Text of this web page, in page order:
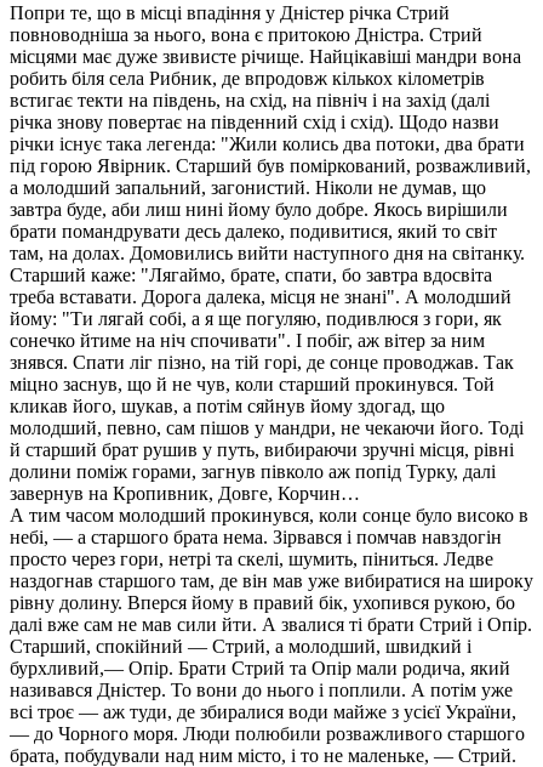
Попри те, що в місці впадіння у Дністер річка Стрий
повноводніша за нього, вона є притокою Дністра. Стрий
місцями має дуже звивисте річище. Найцікавіші мандри вона
робить біля села Рибник, де впродовж кількох кілометрів
встигає текти на південь, на схід, на північ і на захід (далі
річка знову повертає на південний схід і схід). Щодо назви
річки існує така легенда: "Жили колись два потоки, два брати
під горою Явірник. Старший був поміркований, розважливий,
а молодший запальний, загонистий. Ніколи не думав, що
завтра буде, аби лиш нині йому було добре. Якось вирішили
брати помандрувати десь далеко, подивитися, який то світ
там, на долах. Домовились вийти наступного дня на світанку.
Старший каже: "Лягаймо, брате, спати, бо завтра вдосвіта
треба вставати. Дорога далека, місця не знані". А молодший
йому: "Ти лягай собі, а я ще погуляю, подивлюся з гори, як
сонечко йтиме на ніч спочивати". І побіг, аж вітер за ним
знявся. Спати ліг пізно, на тій горі, де сонце проводжав. Так
міцно заснув, що й не чув, коли старший прокинувся. Той
кликав його, шукав, а потім сяйнув йому здогад, що
молодший, певно, сам пішов у мандри, не чекаючи його. Тоді
й старший брат рушив у путь, вибираючи зручні місця, рівні
долини поміж горами, загнув півколо аж попід Турку, далі
завернув на Кропивник, Довге, Корчин…
А тим часом молодший прокинувся, коли сонце було високо в
небі, — а старшого брата нема. Зірвався і помчав навздогін
просто через гори, нетрі та скелі, шумить, піниться. Ледве
наздогнав старшого там, де він мав уже вибиратися на широку
рівну долину. Вперся йому в правий бік, ухопився рукою, бо
далі вже сам не мав сили йти. А звалися ті брати Стрий і Опір.
Старший, спокійний — Стрий, а молодший, швидкий і
бурхливий,— Опір. Брати Стрий та Опір мали родича, який
називався Дністер. То вони до нього і поплили. А потім уже
всі троє — аж туди, де збиралися води майже з усієї України,
— до Чорного моря. Люди полюбили розважливого старшого
брата, побудували над ним місто, і то не маленьке, — Стрий.